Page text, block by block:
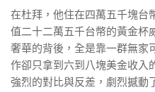
在杜拜，他住在四萬五千塊台
值二十二萬五千台幣的黃金杯
奢華的背後，全是靠一群無家
作卻只拿到六到八塊美金收入
強烈的對比與反差，劇烈撼動